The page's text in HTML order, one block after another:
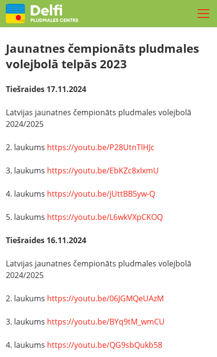
PASĀKUMI
Jaunatnes čempionāts pludmales
volejbolā telpās 2023
Tiešraides 17.11.2024
Latvijas jaunatnes čempionāts pludmales volejbolā
2024/2025
2. laukums https://youtu.be/P28UtnTlHJc
3. laukums https://youtu.be/EbKZc8xIxmU
4. laukums https://youtu.be/jUttBB5yw-Q
5. laukums https://youtu.be/L6wkVXpCKOQ
Tiešraides 16.11.2024
Latvijas jaunatnes čempionāts pludmales volejbolā
2024/2025
2. laukums https://youtu.be/06JGMQeUAzM
3. laukums https://youtu.be/BYq9tM_wmCU
4. laukums https://youtu.be/QG9sbQukb58